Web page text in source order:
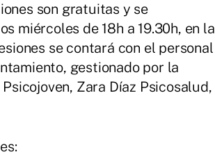
son gratuitas y se
miércoles de 18h a 19.30h, en la
se contará con el personal
gestionado por la
Zara Díaz Psicosalud,